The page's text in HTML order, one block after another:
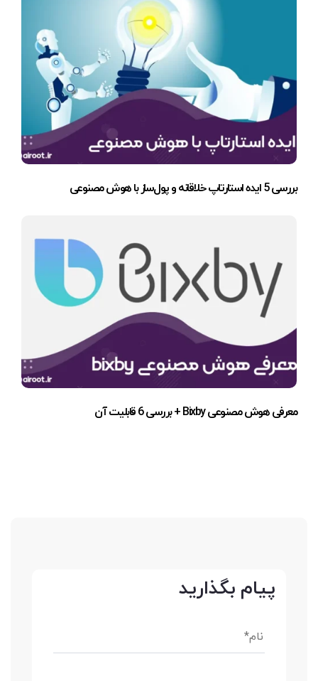
بررسی 5 ایده استارتاپ خلاقانه و پول‌ساز با هوش مصنوعی
معرفی هوش مصنوعی Bixby + بررسی 6 قابلیت آن
پیام بگذارید